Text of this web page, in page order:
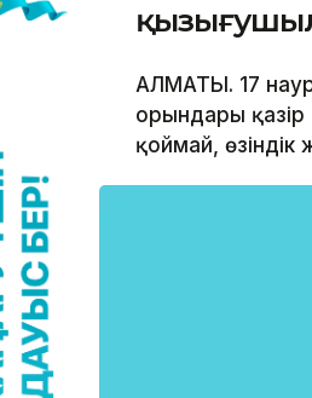
АЛМАТЫ. 17
орындары
қоймай,